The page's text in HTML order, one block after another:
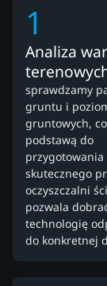
1
Analiza
sprawdzamy
gruntu i
gruntowych,
podstawą do
przygotowania
skutecznego
oczyszczalni
pozwala
technologię
do konkretnej